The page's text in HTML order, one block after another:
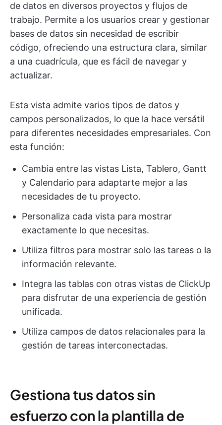
de datos en diversos proyectos y flujos de
trabajo. Permite a los usuarios crear y gestionar
bases de datos sin necesidad de escribir
código, ofreciendo una estructura clara, similar
a una cuadrícula, que es fácil de navegar y
actualizar.
Esta vista admite varios tipos de datos y
campos personalizados, lo que la hace versátil
para diferentes necesidades empresariales. Con
esta función:
Cambia entre las vistas Lista, Tablero, Gantt
y Calendario para adaptarte mejor a las
necesidades de tu proyecto.
Personaliza cada vista para mostrar
exactamente lo que necesitas.
Utiliza filtros para mostrar solo las tareas o la
información relevante.
Integra las tablas con otras vistas de ClickUp
para disfrutar de una experiencia de gestión
unificada.
Utiliza campos de datos relacionales para la
gestión de tareas interconectadas.
Gestiona tus datos sin
esfuerzo con la plantilla de